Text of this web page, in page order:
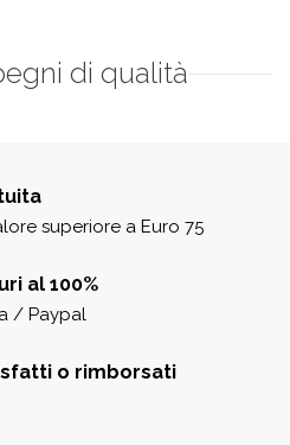
di qualità
superiore a Euro 75
al 100%
/ Paypal
o rimborsati